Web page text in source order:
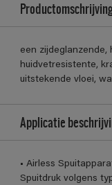
Productomschrijving
een zijdeglanzende,
huidvetresistente,
uitstekende vloei,
Applicatie
• Airless
Spuitdruk volgens